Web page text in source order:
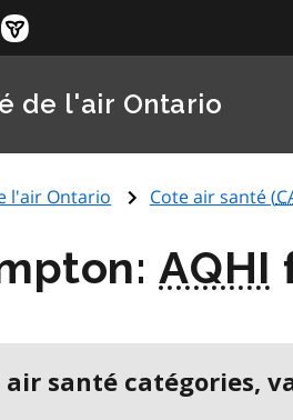
de l'air Ontario
l'air Ontario Cote air santé (
AQHI
air santé catégories,